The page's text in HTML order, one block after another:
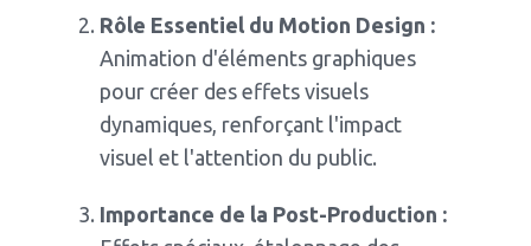
Rôle Essentiel du Motion Design :
Animation d'éléments graphiques
pour créer des effets visuels
dynamiques, renforçant l'impact
visuel et l'attention du public.
Importance de la Post-Production :